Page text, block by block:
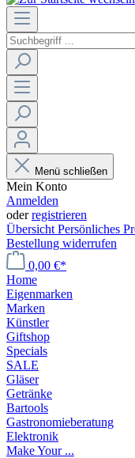
Menü schließen
Mein Konto
Anmelden
oderregistrieren
Übersicht Persönliches
Bestellung widerrufen
0,00 €*
Home
Eigenmarken
Marken
Künstler
Giftshop
Specials
SALE
Gläser
Getränke
Bartools
Gastronomieberatung
Elektronik
Make Your ...